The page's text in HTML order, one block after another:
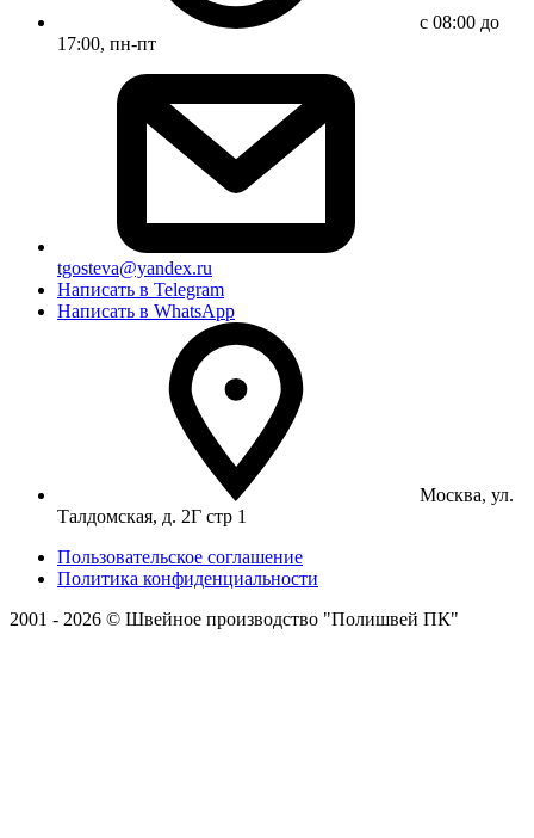
с 08:00 до
17:00, пн-пт
tgosteva@yandex.ru
Написать в Telegram
Написать в WhatsApp
Москва, ул.
Талдомская, д. 2Г стр 1
Пользовательское соглашение
Политика конфиденциальности
2001 - 2026 © Швейное производство "Полишвей ПК"